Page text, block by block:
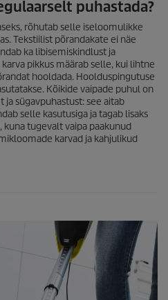
puhastada?
rõhutab selle iseloomulikke
Tekstiilist põrandakate ei näe
ka libisemiskindlust ja
pikkus määrab selle, kui lihtne
hooldada. Hoolduspingutuse
Kõikide vaipade puhul on
sügavpuhastust: see aitab
selle kasutusiga ja tagab lisaks
tugevalt vaipa paakunud
karvad ja kahjulikud